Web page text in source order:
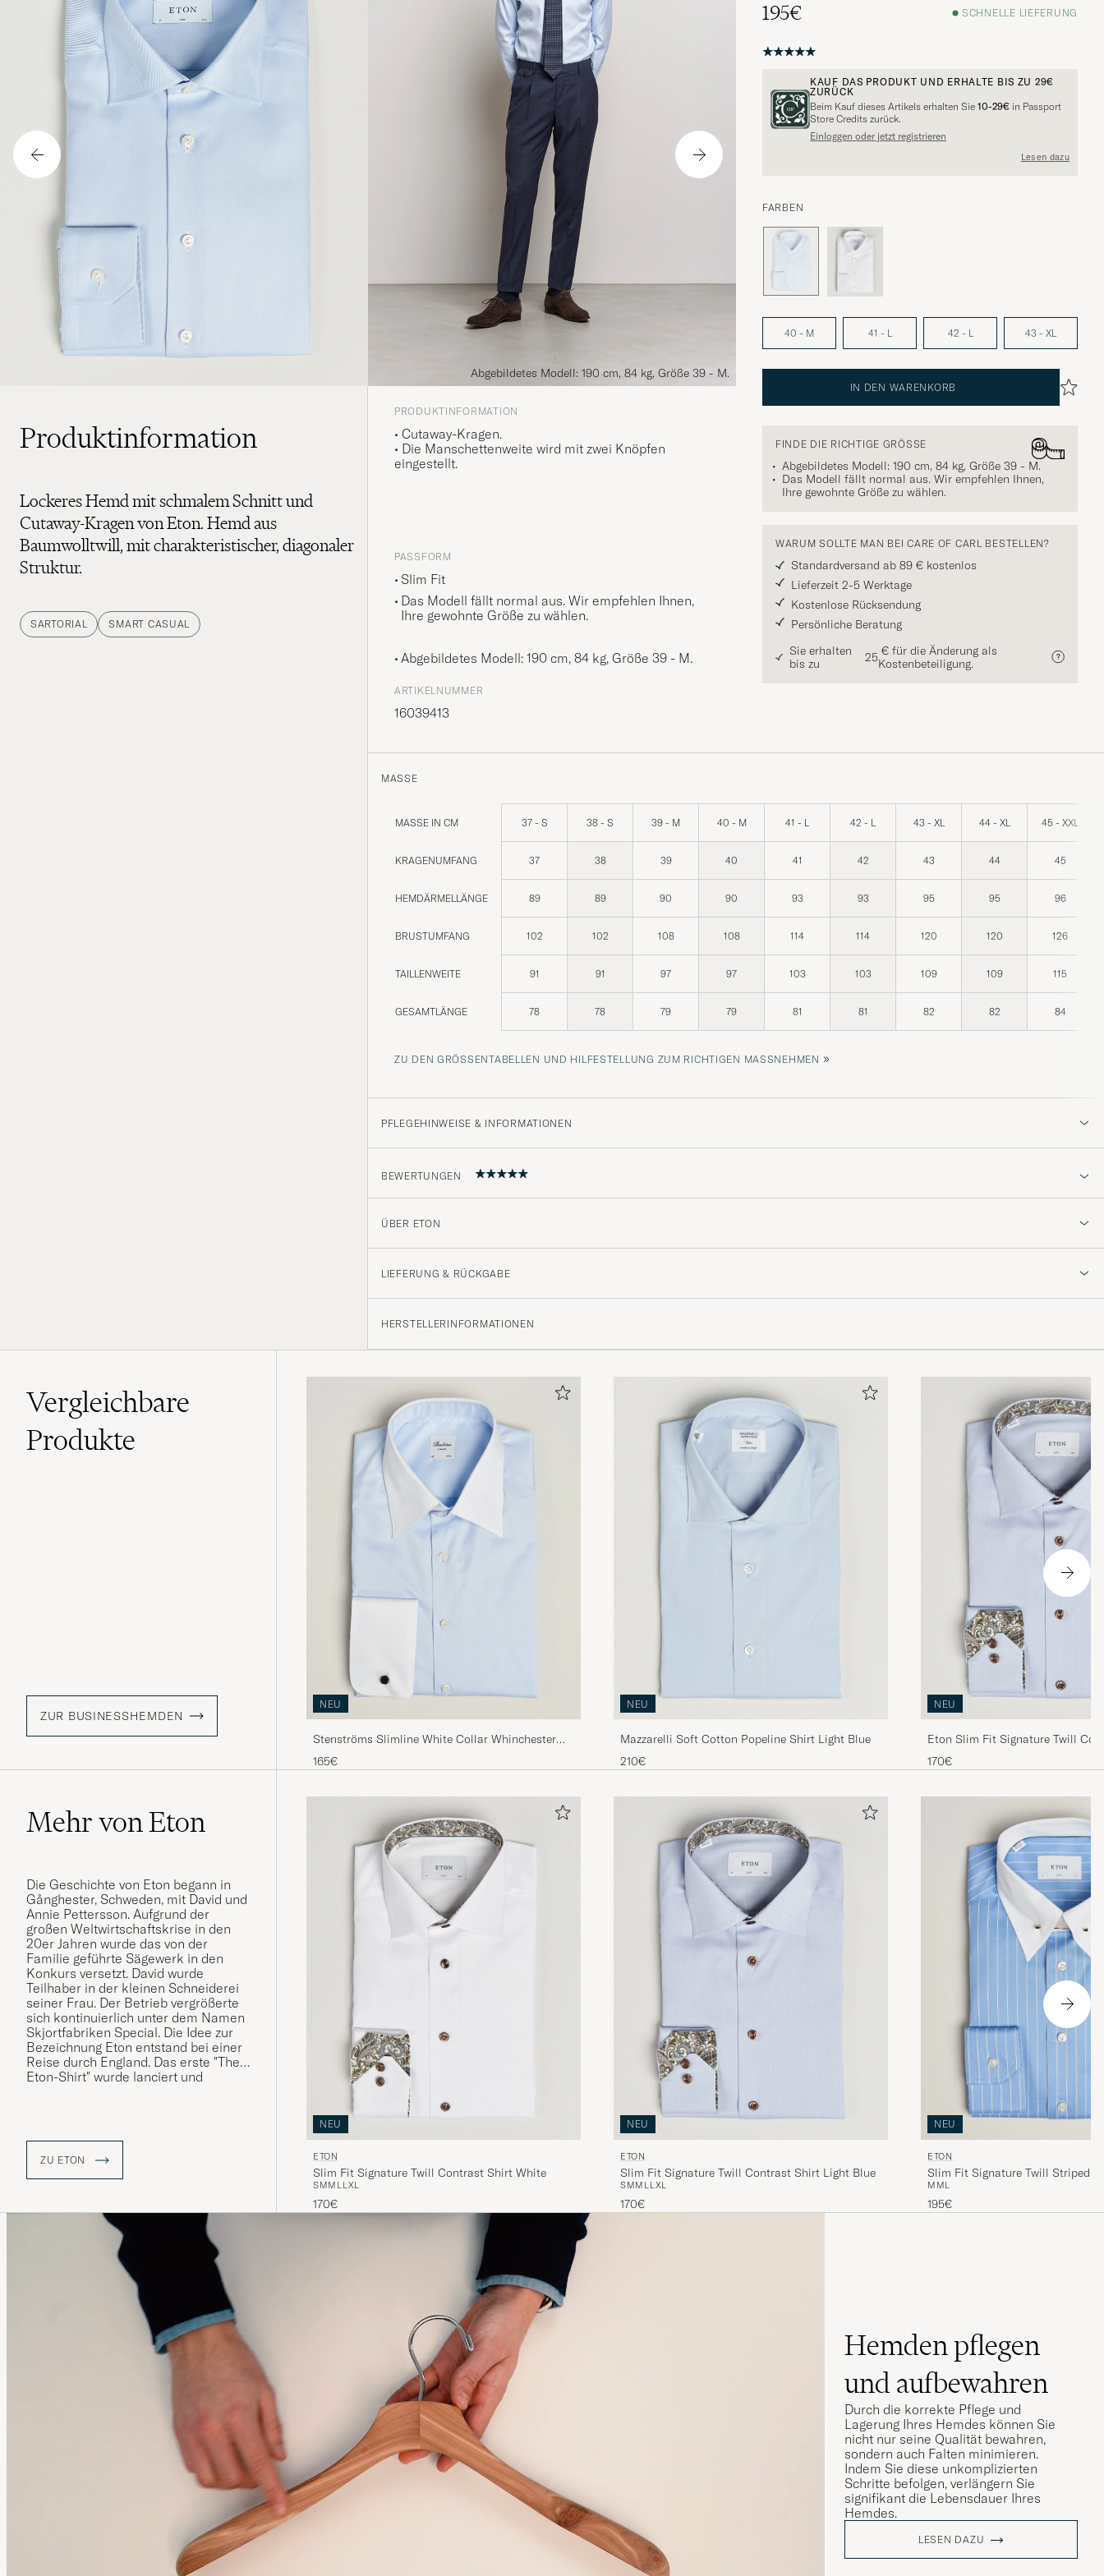
Abgebildetes Modell: 190 cm, 84 kg, Größe 39 - M.
195€
SCHNELLE LIEFERUNG
KAUF DAS PRODUKT UND ERHALTE BIS ZU 29€
ZURÜCK
Beim Kauf dieses Artikels erhalten Sie 10-29€ in Passport
Store Credits zurück.
Einloggen oder jetzt registrieren
Lesen dazu
FARBEN
40 - M 41 - L 42 - L 43 - XL
IN DEN WARENKORB
FINDE DIE RICHTIGE GRÖSSE
Abgebildetes Modell: 190 cm, 84 kg, Größe 39 - M.
Das Modell fällt normal aus. Wir empfehlen Ihnen,
Ihre gewohnte Größe zu wählen.
WARUM SOLLTE MAN BEI CARE OF CARL BESTELLEN?
Standardversand ab 89 € kostenlos
Lieferzeit 2-5 Werktage
Kostenlose Rücksendung
Persönliche Beratung
Sie erhalten
bis zu
25 € für die Änderung als
Kostenbeteiligung.
Produktinformation
Lockeres Hemd mit schmalem Schnitt und
Cutaway-Kragen von Eton. Hemd aus
Baumwolltwill, mit charakteristischer, diagonaler
Struktur.
SARTORIAL SMART CASUAL
PRODUKTINFORMATION
• Cutaway-Kragen.
• Die Manschettenweite wird mit zwei Knöpfen
eingestellt.
PASSFORM
Slim Fit
Das Modell fällt normal aus. Wir empfehlen Ihnen,
Ihre gewohnte Größe zu wählen.
Abgebildetes Modell: 190 cm, 84 kg, Größe 39 - M.
ARTIKELNUMMER
16039413
MASSE
MASSE IN CM 37 - S 38 - S 39 - M 40 - M 41 - L 42 - L 43 - XL 44 - XL 45 - XXL
KRAGENUMFANG 37 38 39 40 41 42 43 44 45
HEMDÄRMELLÄNGE 89 89 90 90 93 93 95 95 96
BRUSTUMFANG 102 102 108 108 114 114 120 120 126
TAILLENWEITE 91 91 97 97 103 103 109 109 115
GESAMTLÄNGE 78 78 79 79 81 81 82 82 84
ZU DEN GRÖSSENTABELLEN UND HILFESTELLUNG ZUM RICHTIGEN MASSNEHMEN »
PFLEGEHINWEISE & INFORMATIONEN
BEWERTUNGEN
GEKAUFT AM AUF CAREOFCARL.SE
ÜBER ETON
LIEFERUNG & RÜCKGABE
HERSTELLERINFORMATIONEN
Vergleichbare
Produkte
ZUR BUSINESSHEMDEN
NEU
Stenströms Slimline White Collar Whinchester
Shirt Blue
165€
NEU
Mazzarelli Soft Cotton Popeline Shirt Light Blue
210€
NEU
Eton Slim Fit Signature Twill
Blue
170€
Mehr von Eton
Die Geschichte von Eton begann in
Gånghester, Schweden, mit David und
Annie Pettersson. Aufgrund der
großen Weltwirtschaftskrise in den
20er Jahren wurde das von der
Familie geführte Sägewerk in den
Konkurs versetzt. David wurde
Teilhaber in der kleinen Schneiderei
seiner Frau. Der Betrieb vergrößerte
sich kontinuierlich unter dem Namen
Skjortfabriken Special. Die Idee zur
Bezeichnung Eton entstand bei einer
Reise durch England. Das erste "The
Eton-Shirt" wurde lanciert und
ZU ETON
NEU
ETON
Slim Fit Signature Twill Contrast Shirt White
SMM L L XL
170€
NEU
ETON
Slim Fit Signature Twill Contrast Shirt Light Blue
SMM L L XL
170€
NEU
ETON
Slim Fit Signature Twill Striped
M ML
195€
Hemden pflegen
und aufbewahren
Durch die korrekte Pflege und
Lagerung Ihres Hemdes können Sie
nicht nur seine Qualität bewahren,
sondern auch Falten minimieren.
Indem Sie diese unkomplizierten
Schritte befolgen, verlängern Sie
signifikant die Lebensdauer Ihres
Hemdes.
LESEN DAZU